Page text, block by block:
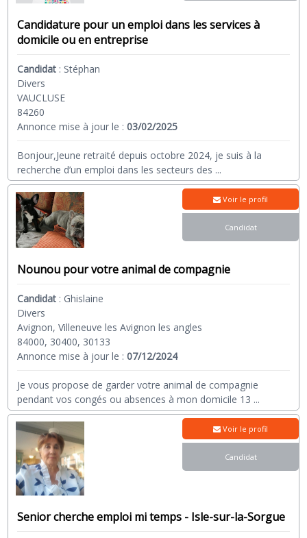
Candidature pour un emploi dans les services à
domicile ou en entreprise
Candidat : Stéphan
Divers
VAUCLUSE
84260
Annonce mise à jour le :03/02/2025
Bonjour,Jeune retraité depuis octobre 2024, je suis à la
recherche d’un emploi dans les secteurs des ...
Nounou pour votre animal de compagnie
Candidat : Ghislaine
Divers
Avignon, Villeneuve les Avignon les angles
84000, 30400, 30133
Annonce mise à jour le :07/12/2024
Je vous propose de garder votre animal de compagnie
pendant vos congés ou absences à mon domicile 13 ...
Voir le profil
Candidat
Senior cherche emploi mi temps - Isle-sur-la-Sorgue
Voir le profil
Candidat